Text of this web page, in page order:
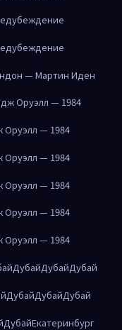
— Мартин Иден
Оруэлл — 1984
— 1984
— 1984
— 1984
— 1984
— 1984
ДубайДубайДубай
ДубайДубайДубай
ДубайЕкатеринбург